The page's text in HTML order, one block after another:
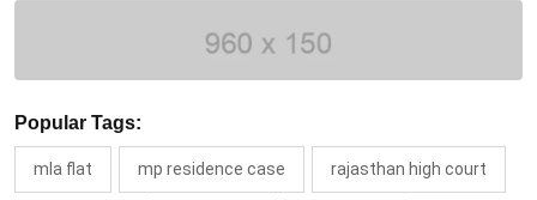
Popular Tags:
mla flat mp residence case rajasthan high court